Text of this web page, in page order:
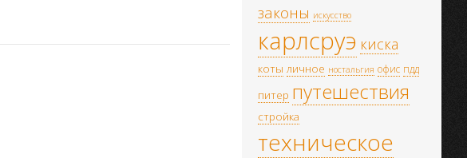
законы искусство
карлсруэ киска
коты личное ностальгия офис пдд
питер путешествия
стройка
техническое